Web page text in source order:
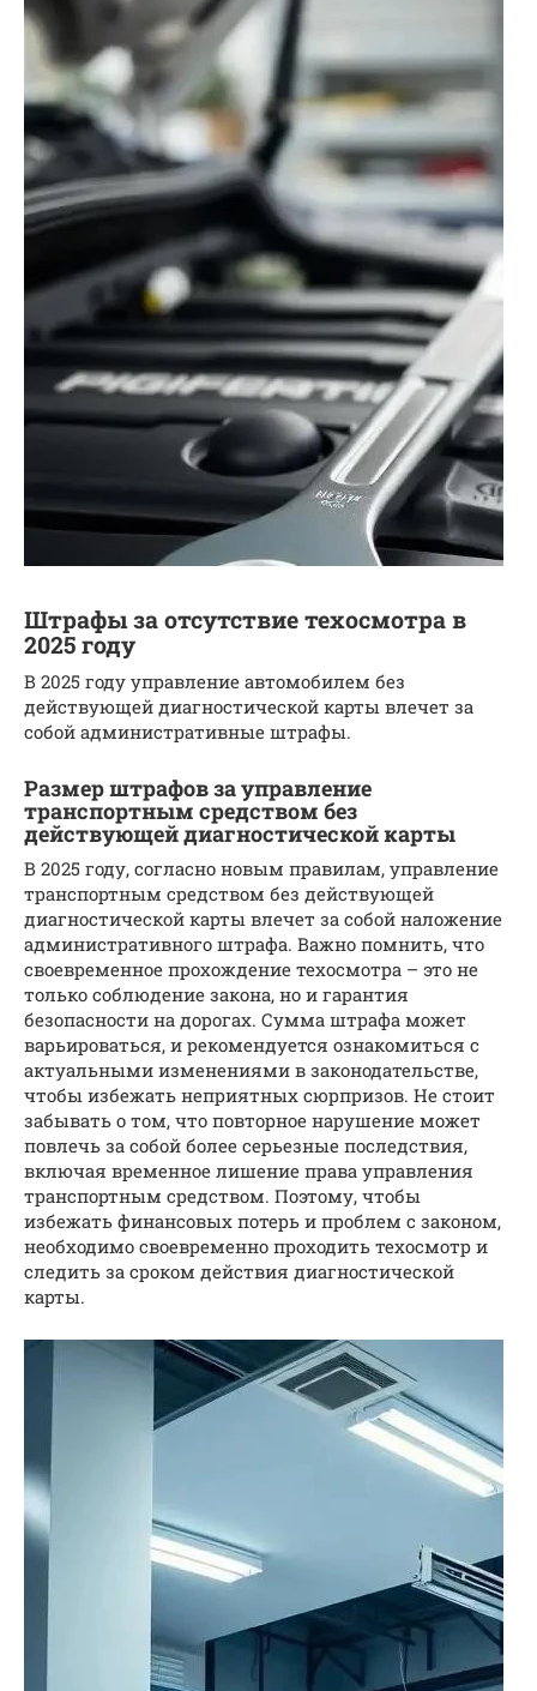
Штрафы за отсутствие техосмотра в
2025 году
В 2025 году управление автомобилем без
действующей диагностической карты влечет за
собой административные штрафы.
Размер штрафов за управление
транспортным средством без
действующей диагностической карты
В 2025 году, согласно новым правилам, управление
транспортным средством без действующей
диагностической карты влечет за собой наложение
административного штрафа. Важно помнить, что
своевременное прохождение техосмотра – это не
только соблюдение закона, но и гарантия
безопасности на дорогах. Сумма штрафа может
варьироваться, и рекомендуется ознакомиться с
актуальными изменениями в законодательстве,
чтобы избежать неприятных сюрпризов. Не стоит
забывать о том, что повторное нарушение может
повлечь за собой более серьезные последствия,
включая временное лишение права управления
транспортным средством. Поэтому, чтобы
избежать финансовых потерь и проблем с законом,
необходимо своевременно проходить техосмотр и
следить за сроком действия диагностической
карты.